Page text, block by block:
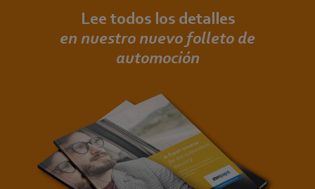
Lee todos los detalles
en nuestro nuevo folleto de
automoción